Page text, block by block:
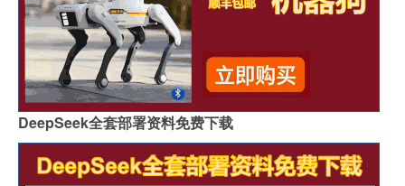
DeepSeek全套部署资料免费下载